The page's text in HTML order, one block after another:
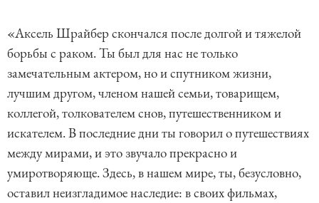
«Аксель Шрайбер скончался после долгой и тяжелой
борьбы с раком. Ты был для нас не только
замечательным актером, но и спутником жизни,
лучшим другом, членом нашей семьи, товарищем,
коллегой, толкователем снов, путешественником и
искателем. В последние дни ты говорил о путешествиях
между мирами, и это звучало прекрасно и
умиротворяюще. Здесь, в нашем мире, ты, безусловно,
оставил неизгладимое наследие: в своих фильмах,